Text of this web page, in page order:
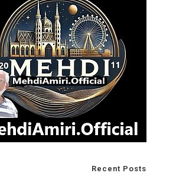
Recent Posts